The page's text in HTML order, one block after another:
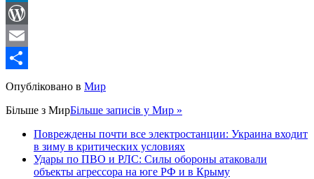
LinkedIn
WordPress
Email
Share
Опубліковано в Мир
Більше з МирБільше записів у Мир »
Повреждены почти все электростанции: Украина входит
в зиму в критических условиях
Удары по ПВО и РЛС: Силы обороны атаковали
объекты агрессора на юге РФ и в Крыму